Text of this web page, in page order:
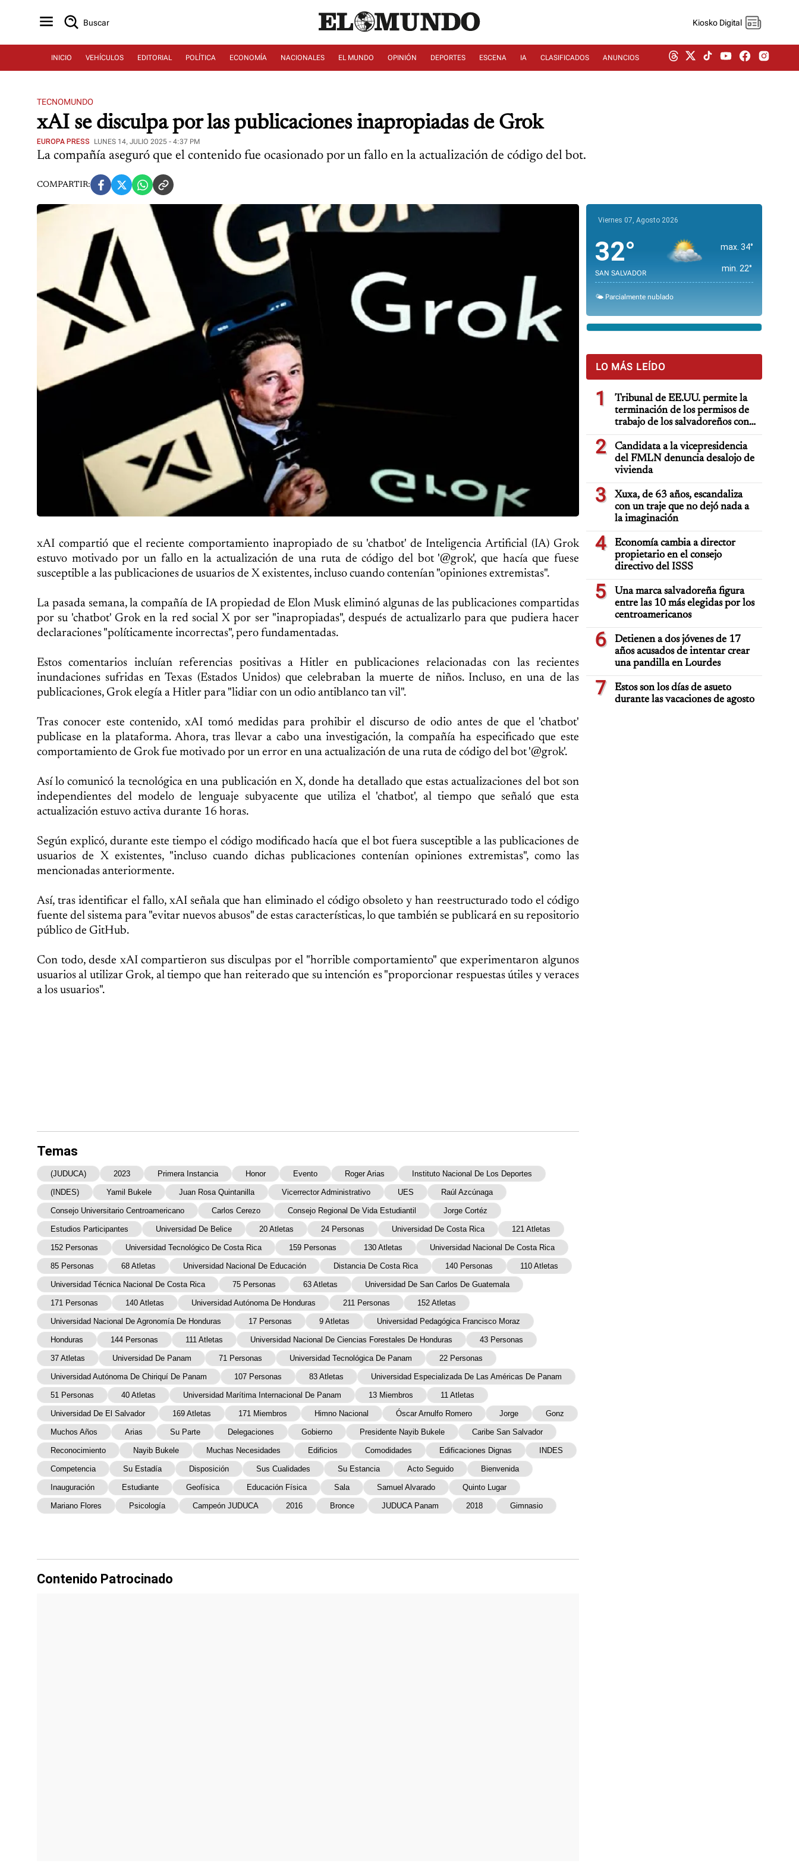
Buscar Kiosko Digital
INICIO VEHÍCULOS EDITORIAL POLÍTICA ECONOMÍA NACIONALES EL MUNDO OPINIÓN DEPORTES ESCENA IA CLASIFICADOS ANUNCIOS
TECNOMUNDO
xAI se disculpa por las publicaciones inapropiadas de Grok
EUROPA PRESS LUNES 14, JULIO 2025 - 4:37 PM
La compañía aseguró que el contenido fue ocasionado por un fallo en la actualización de código del bot.
COMPARTIR:
xAI compartió que el reciente comportamiento inapropiado de su 'chatbot' de Inteligencia Artificial (IA) Grok
estuvo motivado por un fallo en la actualización de una ruta de código del bot '@grok', que hacía que fuese
susceptible a las publicaciones de usuarios de X existentes, incluso cuando contenían "opiniones extremistas".
La pasada semana, la compañía de IA propiedad de Elon Musk eliminó algunas de las publicaciones compartidas
por su 'chatbot' Grok en la red social X por ser "inapropiadas", después de actualizarlo para que pudiera hacer
declaraciones "políticamente incorrectas", pero fundamentadas.
Estos comentarios incluían referencias positivas a Hitler en publicaciones relacionadas con las recientes
inundaciones sufridas en Texas (Estados Unidos) que celebraban la muerte de niños. Incluso, en una de las
publicaciones, Grok elegía a Hitler para "lidiar con un odio antiblanco tan vil".
Tras conocer este contenido, xAI tomó medidas para prohibir el discurso de odio antes de que el 'chatbot'
publicase en la plataforma. Ahora, tras llevar a cabo una investigación, la compañía ha especificado que este
comportamiento de Grok fue motivado por un error en una actualización de una ruta de código del bot '@grok'.
Así lo comunicó la tecnológica en una publicación en X, donde ha detallado que estas actualizaciones del bot son
independientes del modelo de lenguaje subyacente que utiliza el 'chatbot', al tiempo que señaló que esta
actualización estuvo activa durante 16 horas.
Según explicó, durante este tiempo el código modificado hacía que el bot fuera susceptible a las publicaciones de
usuarios de X existentes, "incluso cuando dichas publicaciones contenían opiniones extremistas", como las
mencionadas anteriormente.
Así, tras identificar el fallo, xAI señala que han eliminado el código obsoleto y han reestructurado todo el código
fuente del sistema para "evitar nuevos abusos" de estas características, lo que también se publicará en su repositorio
público de GitHub.
Con todo, desde xAI compartieron sus disculpas por el "horrible comportamiento" que experimentaron algunos
usuarios al utilizar Grok, al tiempo que han reiterado que su intención es "proporcionar respuestas útiles y veraces
a los usuarios".
Temas
(JUDUCA) 2023 Primera Instancia Honor Evento Roger Arias Instituto Nacional De Los Deportes
(INDES) Yamil Bukele Juan Rosa Quintanilla Vicerrector Administrativo UES Raúl Azcúnaga
Consejo Universitario Centroamericano Carlos Cerezo Consejo Regional De Vida Estudiantil Jorge Cortéz
Estudios Participantes Universidad De Belice 20 Atletas 24 Personas Universidad De Costa Rica 121 Atletas
152 Personas Universidad Tecnológico De Costa Rica 159 Personas 130 Atletas Universidad Nacional De Costa Rica
85 Personas 68 Atletas Universidad Nacional De Educación Distancia De Costa Rica 140 Personas 110 Atletas
Universidad Técnica Nacional De Costa Rica 75 Personas 63 Atletas Universidad De San Carlos De Guatemala
171 Personas 140 Atletas Universidad Autónoma De Honduras 211 Personas 152 Atletas
Universidad Nacional De Agronomía De Honduras 17 Personas 9 Atletas Universidad Pedagógica Francisco Moraz
Honduras 144 Personas 111 Atletas Universidad Nacional De Ciencias Forestales De Honduras 43 Personas
37 Atletas Universidad De Panam 71 Personas Universidad Tecnológica De Panam 22 Personas
Universidad Autónoma De Chiriquí De Panam 107 Personas 83 Atletas Universidad Especializada De Las Américas De Panam
51 Personas 40 Atletas Universidad Marítima Internacional De Panam 13 Miembros 11 Atletas
Universidad De El Salvador 169 Atletas 171 Miembros Himno Nacional Óscar Arnulfo Romero Jorge Gonz
Muchos Años Arias Su Parte Delegaciones Gobierno Presidente Nayib Bukele Caribe San Salvador
Reconocimiento Nayib Bukele Muchas Necesidades Edificios Comodidades Edificaciones Dignas INDES
Competencia Su Estadía Disposición Sus Cualidades Su Estancia Acto Seguido Bienvenida
Inauguración Estudiante Geofísica Educación Física Sala Samuel Alvarado Quinto Lugar
Mariano Flores Psicología Campeón JUDUCA 2016 Bronce JUDUCA Panam 2018 Gimnasio
Contenido Patrocinado
Viernes 07, Agosto 2026
32°
SAN SALVADOR
max. 34°
min. 22°
🌤️ Parcialmente nublado
LO MÁS LEÍDO
1
Tribunal de EE.UU. permite la
terminación de los permisos de
trabajo de los salvadoreños con
TPS
2
Candidata a la vicepresidencia
del FMLN denuncia desalojo de
vivienda
3
Xuxa, de 63 años, escandaliza
con un traje que no dejó nada a
la imaginación
4
Economía cambia a director
propietario en el consejo
directivo del ISSS
5
Una marca salvadoreña figura
entre las 10 más elegidas por los
centroamericanos
6
Detienen a dos jóvenes de 17
años acusados de intentar crear
una pandilla en Lourdes
7
Estos son los días de asueto
durante las vacaciones de agosto